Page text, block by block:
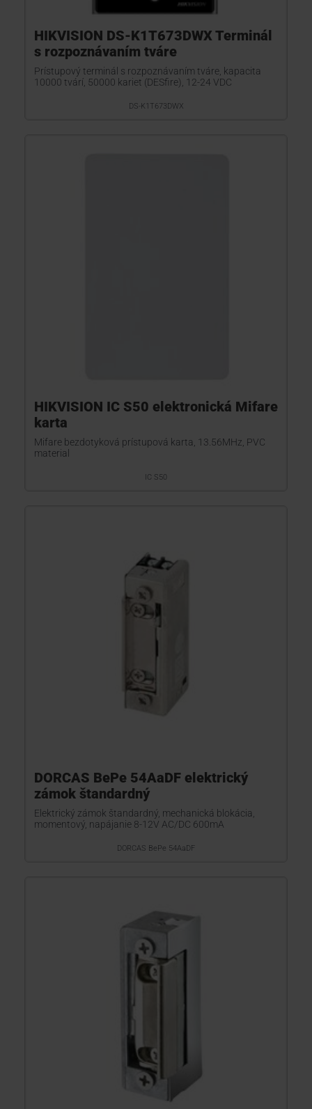
HIKVISION DS-K1T673DWX Terminál
s rozpoznávaním tváre
Prístupový terminál s rozpoznávaním tváre, kapacita
10000 tvárí, 50000 kariet (DESfire), 12-24 VDC
DS-K1T673DWX
HIKVISION IC S50 elektronická Mifare
karta
Mifare bezdotyková prístupová karta, 13.56MHz, PVC
material
IC S50
DORCAS BePe 54AaDF elektrický
zámok štandardný
Elektrický zámok štandardný, mechanická blokácia,
momentový, napájanie 8-12V AC/DC 600mA
DORCAS BePe 54AaDF